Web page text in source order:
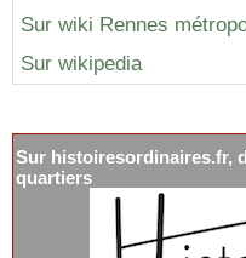
Sur wiki Rennes
Sur wikipedia
Sur histoiresordinaires.fr,
quartiers